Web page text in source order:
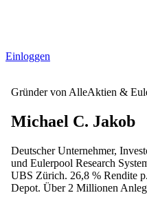
Einloggen
Gründer von AlleAktien &
Michael C. Jakob
Deutscher Unternehmer,
und Eulerpool Research
UBS Zürich. 26,8 % Rendite
Depot. Über 2 Millionen